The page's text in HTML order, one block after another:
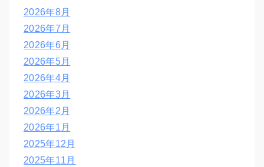
2026年8月
2026年7月
2026年6月
2026年5月
2026年4月
2026年3月
2026年2月
2026年1月
2025年12月
2025年11月